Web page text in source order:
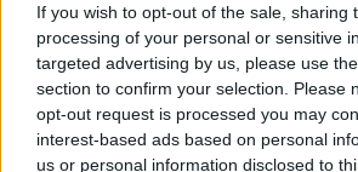
If you wish to opt-out of the sale, sharing
processing of your personal or sensitive
targeted advertising by us, please use
section to confirm your selection. Please
opt-out request is processed you may
interest-based ads based on personal
us or personal information disclosed to
Πριν 7 ημέρες
Ο καιρός στη Χίο, σήμερα 3